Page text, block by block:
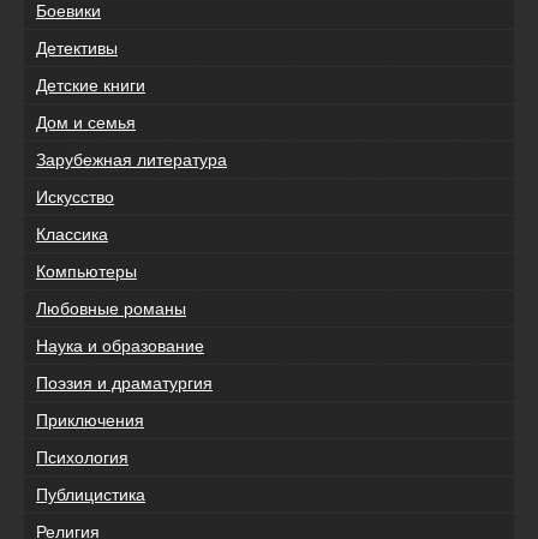
Боевики
Детективы
Детские книги
Дом и семья
Зарубежная литература
Искусство
Классика
Компьютеры
Любовные романы
Наука и образование
Поэзия и драматургия
Приключения
Психология
Публицистика
Религия